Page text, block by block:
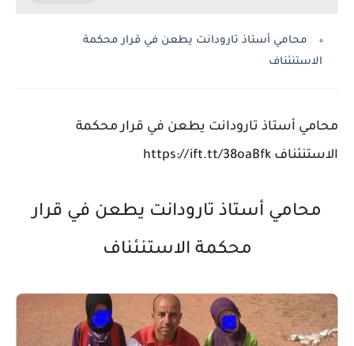
محامي أستاذ تارودانت يطعن في قرار محكمة
الاستنئناف
محامي أستاذ تارودانت يطعن في قرار محكمة
الاستنئناف https://ift.tt/38oaBfk
محامي أستاذ تارودانت يطعن في قرار
محكمة الاستنئناف